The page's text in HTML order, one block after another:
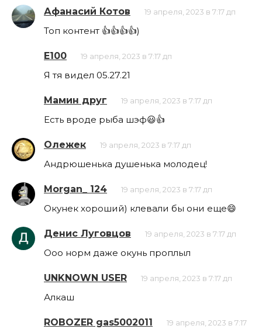
Афанасий Котов 19 апреля, 2023 в 7:17 дп
Топ контент 👍👍👍👍)
E100 19 апреля, 2023 в 7:17 дп
Я тя видел 05.27.21
Мамин друг 19 апреля, 2023 в 7:17 дп
Есть вроде рыба шэф😃👍
Олежек 19 апреля, 2023 в 7:17 дп
Андрюшенька душенька молодец!
Morgan_ 124 19 апреля, 2023 в 7:17 дп
Окунек хороший) клевали бы они еще😄
Денис Луговцов 19 апреля, 2023 в 7:17 дп
Ооо норм даже окунь проплыл
UNKNOWN USER 19 апреля, 2023 в 7:17 дп
Алкаш
ROBOZER gas5002011
19 апреля, 2023 в 7:17